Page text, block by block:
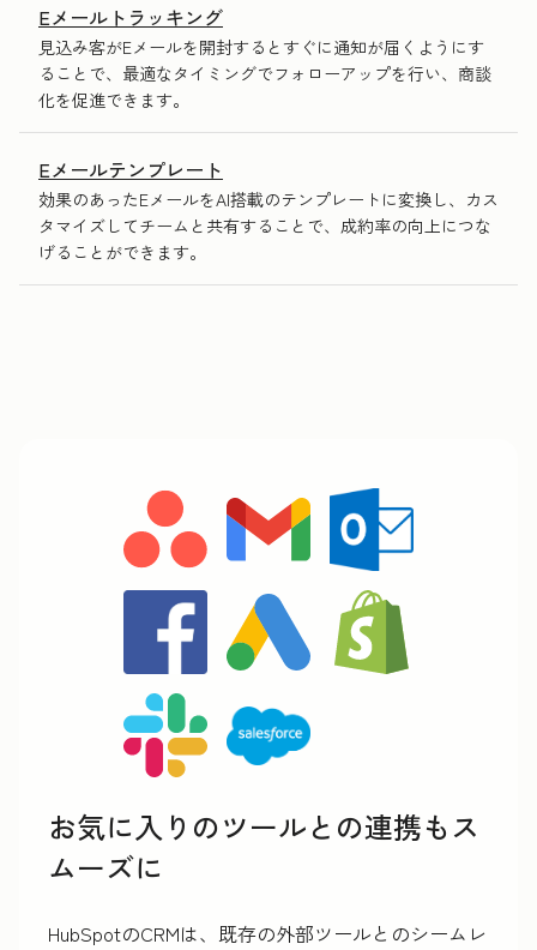
Eメールトラッキング
見込み客がEメールを開封するとすぐに通知が届くようにす
ることで、最適なタイミングでフォローアップを行い、商談
化を促進できます。
Eメールテンプレート
効果のあったEメールをAI搭載のテンプレートに変換し、カス
タマイズしてチームと共有することで、成約率の向上につな
げることができます。
お気に入りのツールとの連携もス
ムーズに
HubSpotのCRMは、既存の外部ツールとのシームレ